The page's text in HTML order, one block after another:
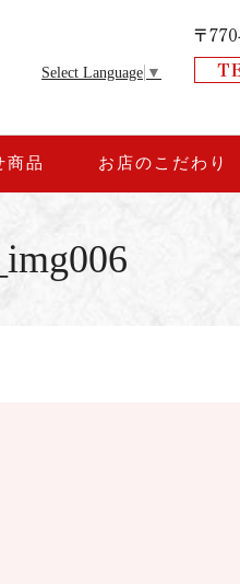
商品 お店のこだわり
Select Language ▼